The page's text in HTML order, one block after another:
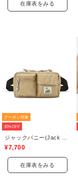
在庫表をみる
クーポン対象
30%OFF
¥7,700
在庫表をみる